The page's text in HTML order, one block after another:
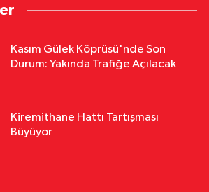
Kasım Gülek Köprüsü'nde Son
Durum: Yakında Trafiğe Açılacak
Kiremithane Hattı Tartışması
Büyüyor